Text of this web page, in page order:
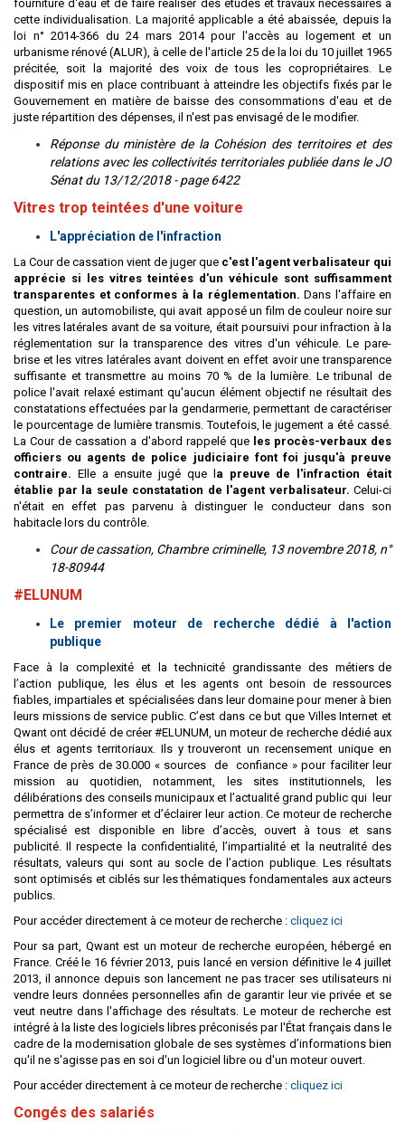
fourniture d'eau et de faire réaliser des études et travaux nécessaires à
cette individualisation. La majorité applicable a été abaissée, depuis la
loi n° 2014-366 du 24 mars 2014 pour l'accès au logement et un
urbanisme rénové (ALUR), à celle de l'article 25 de la loi du 10 juillet 1965
précitée, soit la majorité des voix de tous les copropriétaires. Le
dispositif mis en place contribuant à atteindre les objectifs fixés par le
Gouvernement en matière de baisse des consommations d'eau et de
juste répartition des dépenses, il n'est pas envisagé de le modifier.
Réponse du ministère de la Cohésion des territoires et des
relations avec les collectivités territoriales publiée dans le JO
Sénat du 13/12/2018 - page 6422
Vitres trop teintées d'une voiture
L'appréciation de l'infraction
La Cour de cassation vient de juger que c'est l'agent verbalisateur qui
apprécie si les vitres teintées d'un véhicule sont suffisamment
transparentes et conformes à la réglementation. Dans l'affaire en
question, un automobiliste, qui avait apposé un film de couleur noire sur
les vitres latérales avant de sa voiture, était poursuivi pour infraction à la
réglementation sur la transparence des vitres d'un véhicule. Le pare-
brise et les vitres latérales avant doivent en effet avoir une transparence
suffisante et transmettre au moins 70 % de la lumière. Le tribunal de
police l'avait relaxé estimant qu'aucun élément objectif ne résultait des
constatations effectuées par la gendarmerie, permettant de caractériser
le pourcentage de lumière transmis. Toutefois, le jugement a été cassé.
La Cour de cassation a d'abord rappelé que les procès-verbaux des
officiers ou agents de police judiciaire font foi jusqu'à preuve
contraire. Elle a ensuite jugé que l a preuve de l'infraction était
établie par la seule constatation de l'agent verbalisateur. Celui-ci
n'était en effet pas parvenu à distinguer le conducteur dans son
habitacle lors du contrôle.
Cour de cassation, Chambre criminelle, 13 novembre 2018, n°
18-80944
#ELUNUM
Le premier moteur de recherche dédié à l'action
publique
Face à la complexité et la technicité grandissante des métiers de
l’action publique, les élus et les agents ont besoin de ressources
fiables, impartiales et spécialisées dans leur domaine pour mener à bien
leurs missions de service public. C’est dans ce but que Villes Internet et
Qwant ont décidé de créer #ELUNUM, un moteur de recherche dédié aux
élus et agents territoriaux. Ils y trouveront un recensement unique en
France de près de 30.000 « sources de confiance » pour faciliter leur
mission au quotidien, notamment, les sites institutionnels, les
délibérations des conseils municipaux et l’actualité grand public qui leur
permettra de s’informer et d’éclairer leur action. Ce moteur de recherche
spécialisé est disponible en libre d’accès, ouvert à tous et sans
publicité. Il respecte la confidentialité, l’impartialité et la neutralité des
résultats, valeurs qui sont au socle de l’action publique. Les résultats
sont optimisés et ciblés sur les thématiques fondamentales aux acteurs
publics.
Pour accéder directement à ce moteur de recherche : cliquez ici
Pour sa part, Qwant est un moteur de recherche européen, hébergé en
France. Créé le 16 février 2013, puis lancé en version définitive le 4 juillet
2013, il annonce depuis son lancement ne pas tracer ses utilisateurs ni
vendre leurs données personnelles afin de garantir leur vie privée et se
veut neutre dans l'affichage des résultats. Le moteur de recherche est
intégré à la liste des logiciels libres préconisés par l'État français dans le
cadre de la modernisation globale de ses systèmes d’informations bien
qu'il ne s'agisse pas en soi d'un logiciel libre ou d'un moteur ouvert.
Pour accéder directement à ce moteur de recherche : cliquez ici
Congés des salariés